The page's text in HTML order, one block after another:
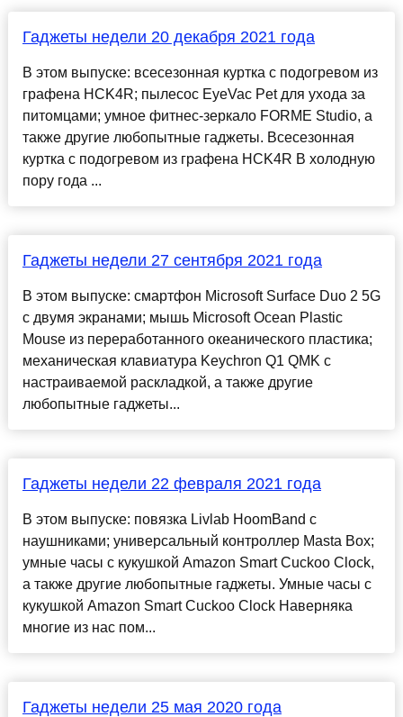
Гаджеты недели 20 декабря 2021 года
В этом выпуске: всесезонная куртка с подогревом из
графена HCK4R; пылесос EyeVac Pet для ухода за
питомцами; умное фитнес-зеркало FORME Studio, а
также другие любопытные гаджеты. Всесезонная
куртка с подогревом из графена HCK4R В холодную
пору года ...
Гаджеты недели 27 сентября 2021 года
В этом выпуске: смартфон Microsoft Surface Duo 2 5G
с двумя экранами; мышь Microsoft Ocean Plastic
Mouse из переработанного океанического пластика;
механическая клавиатура Keychron Q1 QMK с
настраиваемой раскладкой, а также другие
любопытные гаджеты...
Гаджеты недели 22 февраля 2021 года
В этом выпуске: повязка Livlab HoomBand с
наушниками; универсальный контроллер Masta Box;
умные часы с кукушкой Amazon Smart Cuckoo Clock,
а также другие любопытные гаджеты. Умные часы с
кукушкой Amazon Smart Cuckoo Clock Наверняка
многие из нас пом...
Гаджеты недели 25 мая 2020 года